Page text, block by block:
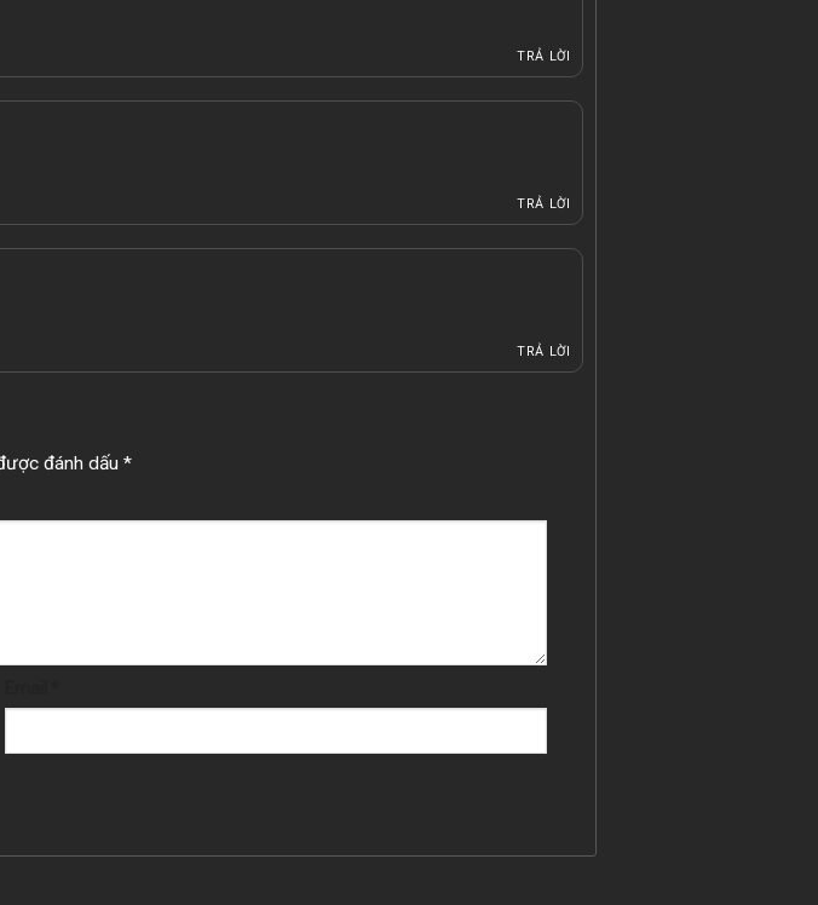
TRẢ LỜI
TRẢ LỜI
TRẢ LỜI
đánh dấu *